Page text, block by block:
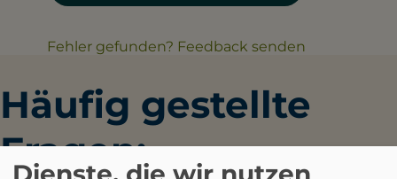
Fehler gefunden? Feedback senden
Häufig gestellte
Fragen: